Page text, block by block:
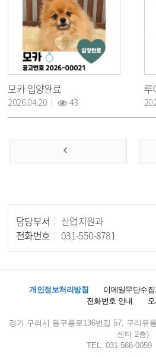
모카 입양완료
2026.04.20 43
루
담당부서
산업지원과
전화번호
031-550-8781
개인정보처리방침 이메일무단수
전화번호 안내
경기 구리시 동구릉로136번길 57, 구리유
센터 2층)
TEL. 031-566-0059